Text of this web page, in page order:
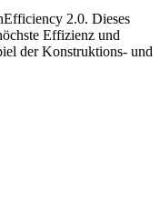
2.0. Dieses
Effizienz und
der Konstruktions- und